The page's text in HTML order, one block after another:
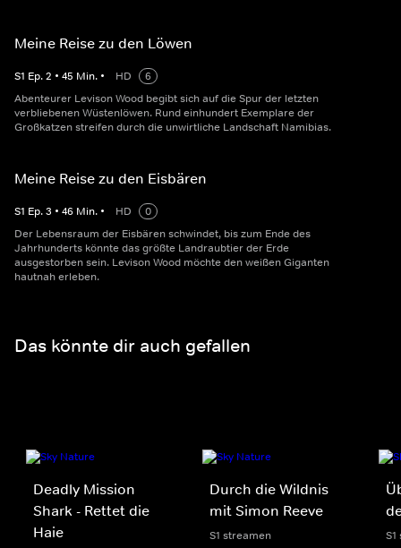
Meine Reise zu den Löwen
S1 Ep.2 • 45 Min. • HD
6
Abenteurer Levison Wood begibt sich auf die Spur der letzten
verbliebenen Wüstenlöwen. Rund einhundert Exemplare der
Großkatzen streifen durch die unwirtliche Landschaft Namibias.
Meine Reise zu den Eisbären
S1 Ep.3 • 46 Min. • HD
0
Der Lebensraum der Eisbären schwindet, bis zum Ende des
Jahrhunderts könnte das größte Landraubtier der Erde
ausgestorben sein. Levison Wood möchte den weißen Giganten
hautnah erleben.
Das könnte dir auch gefallen
Deadly Mission
Shark - Rettet die
Haie
Durch die Wildnis
mit Simon Reeve
S1 streamen